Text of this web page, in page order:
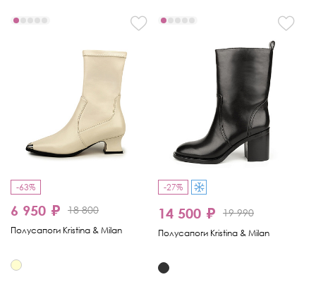
-63%
6 950 ₽ 18 800
Полусапоги Kristina & Milan
-27%
14 500 ₽ 19 990
Полусапоги Kristina & Milan